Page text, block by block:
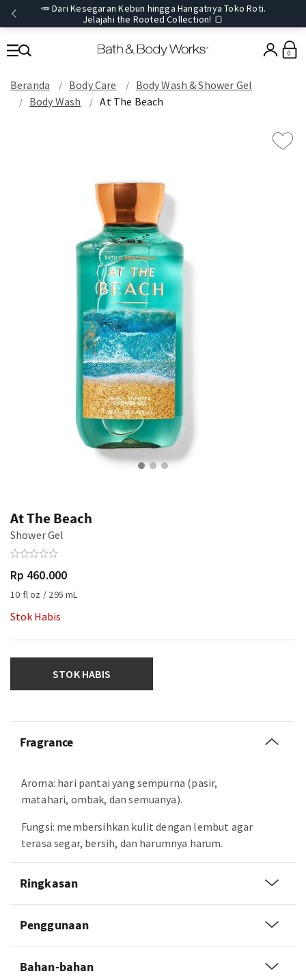
🥕 Dari Kesegaran Kebun hingga Hangatnya Toko Roti.
Jelajahi the Rooted Collection! 🍞
0
Beranda Body Care
Body Wash & Shower Gel
Body Wash
At The Beach
At The Beach
Shower Gel
Rp 460.000
10 fl oz / 295 mL
Stok Habis
STOK HABIS
Fragrance
Aroma: hari pantai yang sempurna (pasir,
matahari, ombak, dan semuanya).
Fungsi: membersihkan kulit dengan lembut agar
terasa segar, bersih, dan harumnya harum.
Ringkasan
Penggunaan
Bahan-bahan